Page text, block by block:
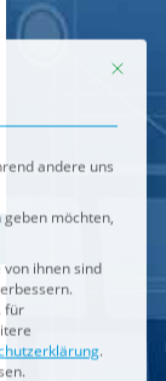
BRENNPUNKT
geben möchten,
ihnen sind
für
.
werden
Medien